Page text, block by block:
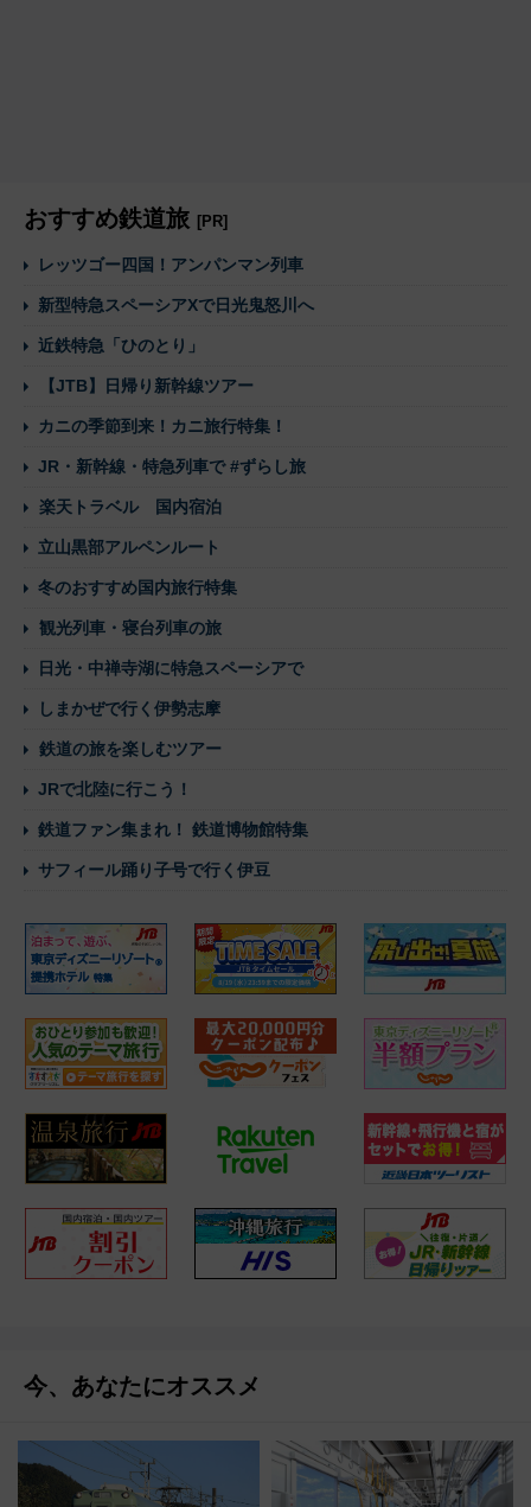
おすすめ鉄道旅 [PR]
レッツゴー四国！アンパンマン列車
新型特急スペーシアXで日光鬼怒川へ
近鉄特急「ひのとり」
【JTB】日帰り新幹線ツアー
カニの季節到来！カニ旅行特集！
JR・新幹線・特急列車で #ずらし旅
楽天トラベル 国内宿泊
立山黒部アルペンルート
冬のおすすめ国内旅行特集
観光列車・寝台列車の旅
日光・中禅寺湖に特急スペーシアで
しまかぜで行く伊勢志摩
鉄道の旅を楽しむツアー
JRで北陸に行こう！
鉄道ファン集まれ！ 鉄道博物館特集
サフィール踊り子号で行く伊豆
今、あなたにオススメ